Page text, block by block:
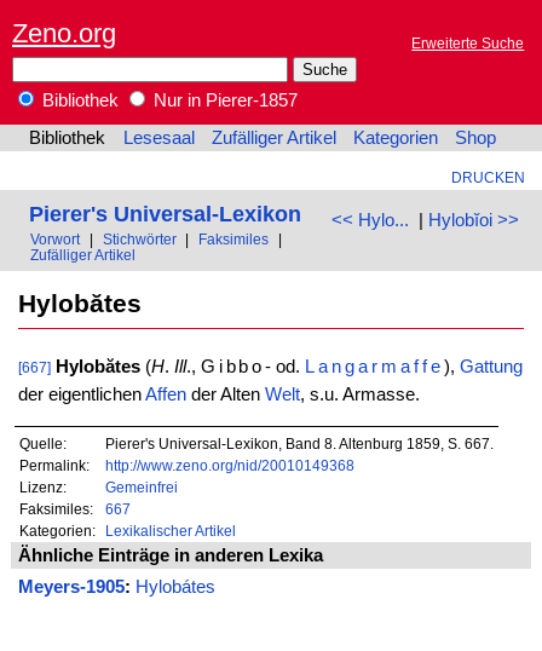
Zeno.org Erweiterte Suche
Bibliothek
Nur in Pierer-1857
Bibliothek
Lesesaal Zufälliger Artikel Kategorien Shop
DRUCKEN
<< Hylo... | Hylobĭoi >>
Pierer's Universal-Lexikon
Vorwort Stichwörter Faksimiles
Zufälliger Artikel
Hylobătes
[667] Hylobătes(H. Ill., Gibbo- od. Langarmaffe), Gattung
der eigentlichenAffender Alten Welt, s.u. Armasse.
Quelle:
Pierer's Universal-Lexikon, Band 8. Altenburg 1859, S. 667.
Permalink:
http://www.zeno.org/nid/20010149368
Lizenz:
Gemeinfrei
Faksimiles:
667
Kategorien:
Lexikalischer Artikel
Ähnliche Einträge in anderen Lexika
Meyers-1905: Hylobátes